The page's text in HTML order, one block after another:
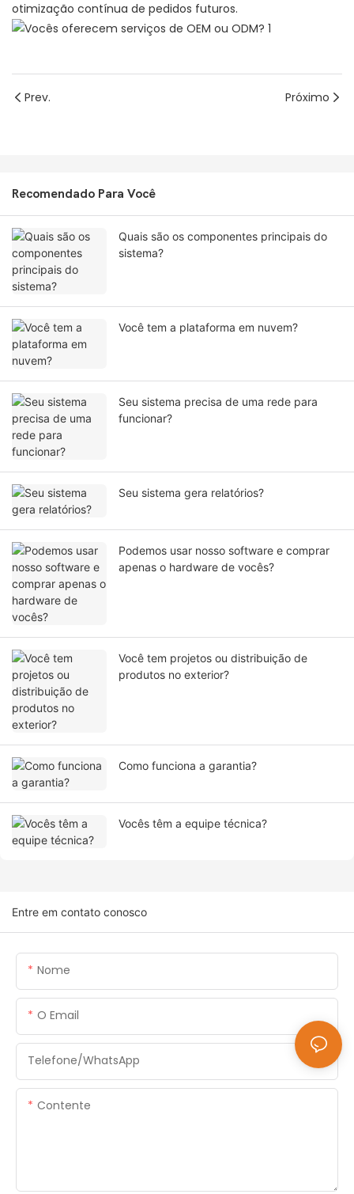
otimização contínua de pedidos futuros.
Prev. Próximo
Recomendado Para Você
Quais são os componentes principais do
sistema?
Você tem a plataforma em nuvem?
Seu sistema precisa de uma rede para
funcionar?
Seu sistema gera relatórios?
Podemos usar nosso software e comprar
apenas o hardware de vocês?
Você tem projetos ou distribuição de
produtos no exterior?
Como funciona a garantia?
Vocês têm a equipe técnica?
Entre em contato conosco
Nome
O Email
Telefone/WhatsApp
Contente